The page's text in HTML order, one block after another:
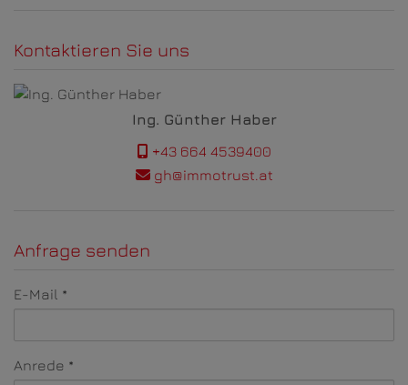
Kontaktieren Sie uns
Ing. Günther Haber
+43 664 4539400
gh@immotrust.at
Anfrage senden
E-Mail
Anrede